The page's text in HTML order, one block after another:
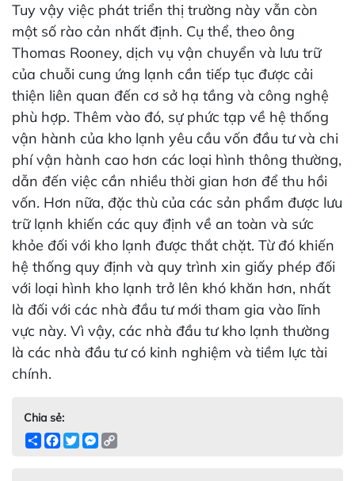
Tuy vậy việc phát triển thị trường này vẫn còn
một số rào cản nhất định. Cụ thể, theo ông
Thomas Rooney, dịch vụ vận chuyển và lưu trữ
của chuỗi cung ứng lạnh cần tiếp tục được cải
thiện liên quan đến cơ sở hạ tầng và công nghệ
phù hợp. Thêm vào đó, sự phức tạp về hệ thống
vận hành của kho lạnh yêu cầu vốn đầu tư và chi
phí vận hành cao hơn các loại hình thông thường,
dẫn đến việc cần nhiều thời gian hơn để thu hồi
vốn. Hơn nữa, đặc thù của các sản phẩm được lưu
trữ lạnh khiến các quy định về an toàn và sức
khỏe đối với kho lạnh được thắt chặt. Từ đó khiến
hệ thống quy định và quy trình xin giấy phép đối
với loại hình kho lạnh trở lên khó khăn hơn, nhất
là đối với các nhà đầu tư mới tham gia vào lĩnh
vực này. Vì vậy, các nhà đầu tư kho lạnh thường
là các nhà đầu tư có kinh nghiệm và tiềm lực tài
chính.
Chia sẻ:
ShareFacebook
TwitterMessenger